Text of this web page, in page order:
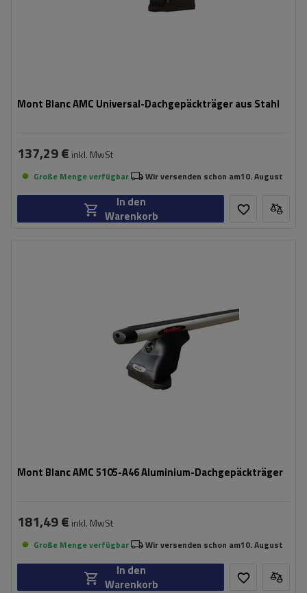
Mont Blanc AMC Universal-Dachgepäckträger aus Stahl
137,29 € inkl. MwSt
Große Menge verfügbar Wir versenden schon am10. August
In den
Warenkorb
Mont Blanc AMC 5105-A46 Aluminium-Dachgepäckträger
181,49 € inkl. MwSt
Große Menge verfügbar Wir versenden schon am10. August
In den
Warenkorb